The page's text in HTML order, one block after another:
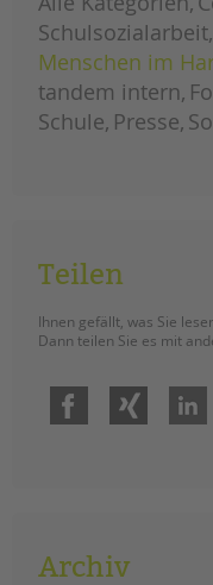
weiterlesendas
tandem
magazin
2023
ist
da!
Einweihung des
Planetenpfades an
Ludwig-Cauer-
Am 15. Januar wurde
Planetenpfad eröffnet. ­Vor Ort
unsere
Initiator*innen des Projektes,
Schüler*innen der Klasse 4b,
Schulsozialarbeit
Menschen im
tandem intern
Schule Presse
Teilen
Ihnen gefällt, was Sie
Dann teilen Sie es mit
Facebook Xing
Archiv